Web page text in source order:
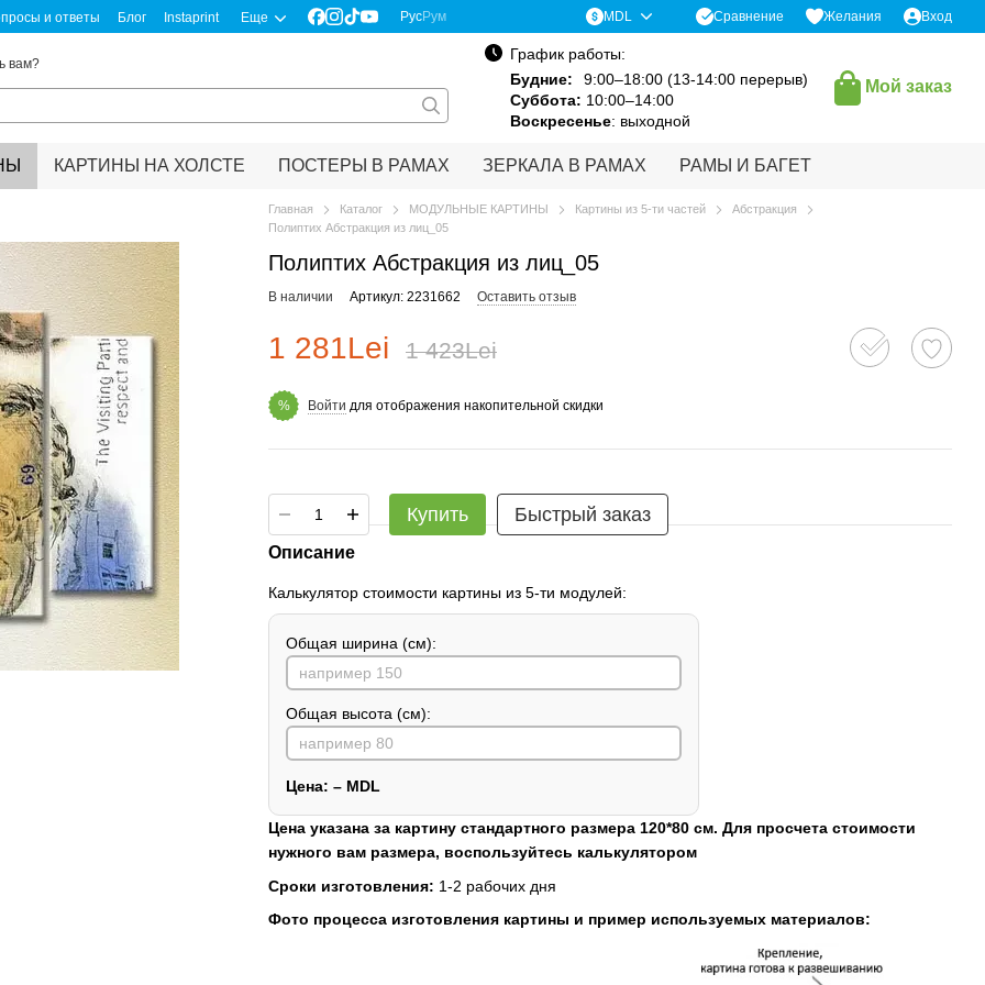
и ответы Блог Instaprint Еще РусРум MDL Сравнение Желания Вход
вам?
График работы:
Будние:
9:00–18:00 (13-14:00 перерыв)
Суббота: 10:00–14:00
Воскресенье: выходной
Мой заказ
КАРТИНЫ НА ХОЛСТЕ ПОСТЕРЫ В РАМАХ ЗЕРКАЛА В РАМАХ РАМЫ И БАГЕТ
Главная Каталог МОДУЛЬНЫЕ КАРТИНЫ Картины из 5-ти частей
Абстракция
Полиптих Абстракция из лиц_05
Полиптих Абстракция из лиц_05
В наличии Артикул: 2231662 Оставить отзыв
1 281Lei 1 423Lei
% Войти для отображения накопительной скидки
Купить Быстрый заказ
Описание
Калькулятор стоимости картины из 5-ти модулей:
Общая ширина (см):
Общая высота (см):
Цена: – MDL
Цена указана за картину стандартного размера 120*80 см. Для просчета стоимости
нужного вам размера, воспользуйтесь калькулятором
Сроки изготовления: 1-2 рабочих дня
Фото процесса изготовления картины и пример используемых материалов: